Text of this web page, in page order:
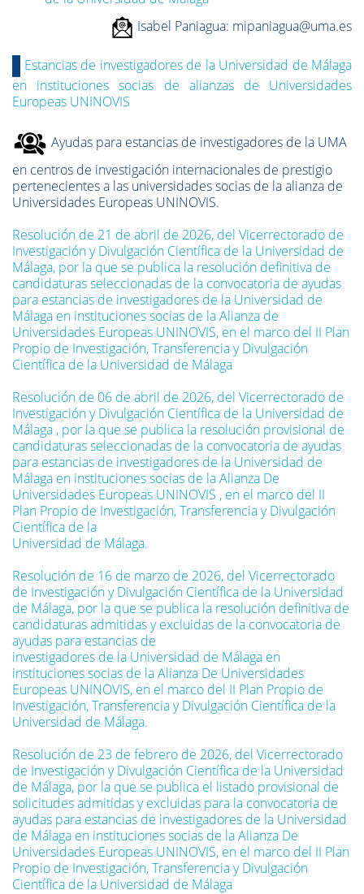
Isabel Paniagua: mipaniagua@uma.es
Estancias de investigadores de la Universidad de Málaga
en instituciones socias de alianzas de Universidades
Europeas UNINOVIS
Ayudas para estancias de investigadores de la UMA
en centros de investigación internacionales de prestigio
pertenecientes a las universidades socias de la alianza de
Universidades Europeas UNINOVIS.
Resolución de 21 de abril de 2026, del Vicerrectorado de
Investigación y Divulgación Científica de la Universidad de
Málaga, por la que se publica la resolución definitiva de
candidaturas seleccionadas de la convocatoria de ayudas
para estancias de investigadores de la Universidad de
Málaga en instituciones socias de la Alianza de
Universidades Europeas UNINOVIS, en el marco del II Plan
Propio de Investigación, Transferencia y Divulgación
Científica de la Universidad de Málaga
Resolución de 06 de abril de 2026, del Vicerrectorado de
Investigación y Divulgación Científica de la Universidad de
Málaga , por la que se publica la resolución provisional de
candidaturas seleccionadas de la convocatoria de ayudas
para estancias de investigadores de la Universidad de
Málaga en instituciones socias de la Alianza De
Universidades Europeas UNINOVIS , en el marco del II
Plan Propio de Investigación, Transferencia y Divulgación
Científica de la
Universidad de Málaga.
Resolución de 16 de marzo de 2026, del Vicerrectorado
de Investigación y Divulgación Científica de la Universidad
de Málaga, por la que se publica la resolución definitiva de
candidaturas admitidas y excluidas de la convocatoria de
ayudas para estancias de
investigadores de la Universidad de Málaga en
instituciones socias de la Alianza De Universidades
Europeas UNINOVIS, en el marco del II Plan Propio de
Investigación, Transferencia y Divulgación Científica de la
Universidad de Málaga.
Resolución de 23 de febrero de 2026, del Vicerrectorado
de Investigación y Divulgación Científica de la Universidad
de Málaga, por la que se publica el listado provisional de
solicitudes admitidas y excluidas para la convocatoria de
ayudas para estancias de investigadores de la Universidad
de Málaga en instituciones socias de la Alianza De
Universidades Europeas UNINOVIS, en el marco del II Plan
Propio de Investigación, Transferencia y Divulgación
Científica de la Universidad de Málaga